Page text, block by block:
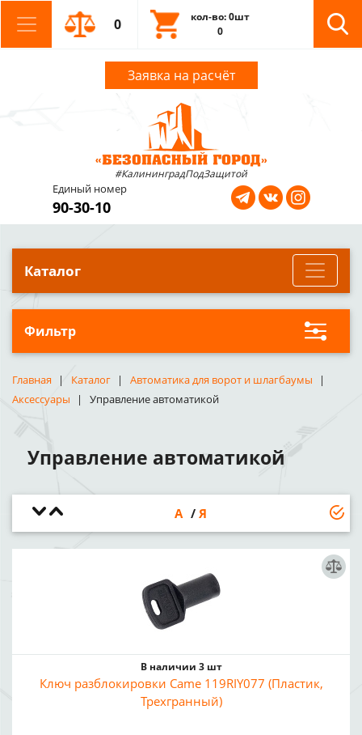
0
кол-во: 0шт
0
Заявка на расчёт
#КалининградПодЗащитой
Единый номер
90-30-10
Каталог
Фильтр
Главная Каталог
Автоматика для ворот и шлагбаумы
Аксессуары
Управление автоматикой
Управление автоматикой
А Я
В наличии 3 шт
Ключ разблокировки Came 119RIY077 (Пластик,
Трехгранный)